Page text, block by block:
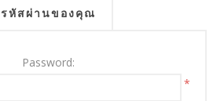
รหัสผ่านของคุณ
Password:
*